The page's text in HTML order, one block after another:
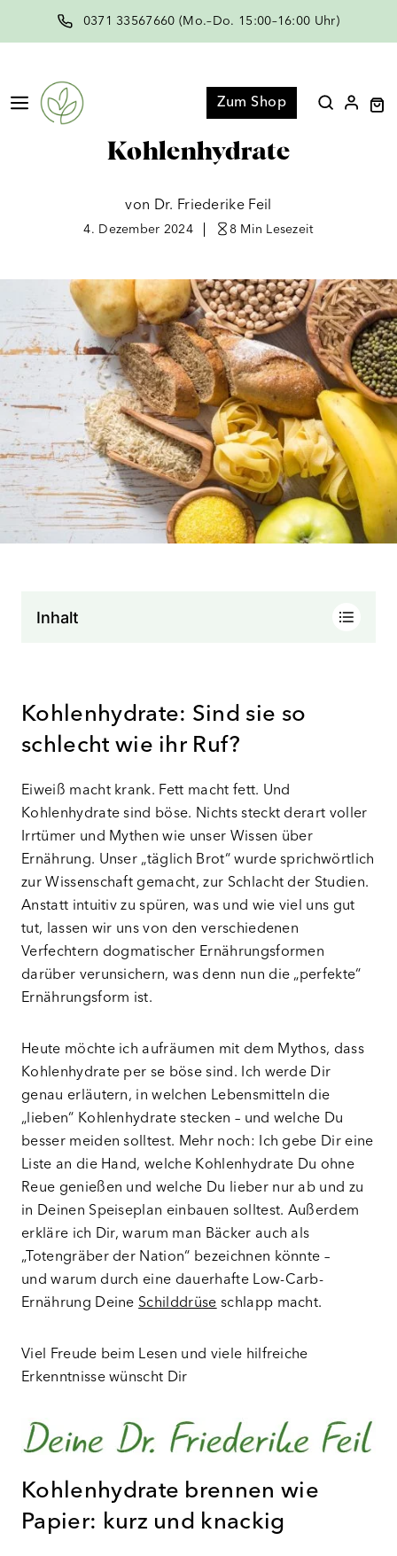
0371 33567660 (Mo.–Do. 15:00–16:00 Uhr)
Menü Zum Shop
Kohlenhydrate
von Dr. Friederike Feil
4. Dezember 2024 8 Min Lesezeit
Inhalt
Kohlenhydrate: Sind sie so
schlecht wie ihr Ruf?
Eiweiß macht krank. Fett macht fett. Und
Kohlenhydrate sind böse. Nichts steckt derart voller
Irrtümer und Mythen wie unser Wissen über
Ernährung. Unser „täglich Brot“ wurde sprichwörtlich
zur Wissenschaft gemacht, zur Schlacht der Studien.
Anstatt intuitiv zu spüren, was und wie viel uns gut
tut, lassen wir uns von den verschiedenen
Verfechtern dogmatischer Ernährungsformen
darüber verunsichern, was denn nun die „perfekte“
Ernährungsform ist.
Heute möchte ich aufräumen mit dem Mythos, dass
Kohlenhydrate per se böse sind. Ich werde Dir
genau erläutern, in welchen Lebensmitteln die
„lieben“ Kohlenhydrate stecken – und welche Du
besser meiden solltest. Mehr noch: Ich gebe Dir eine
Liste an die Hand, welche Kohlenhydrate Du ohne
Reue genießen und welche Du lieber nur ab und zu
in Deinen Speiseplan einbauen solltest. Außerdem
erkläre ich Dir, warum man Bäcker auch als
„Totengräber der Nation“ bezeichnen könnte –
und warum durch eine dauerhafte Low-Carb-
Ernährung Deine Schilddrüse schlapp macht.
Viel Freude beim Lesen und viele hilfreiche
Erkenntnisse wünscht Dir
Kohlenhydrate brennen wie
Papier: kurz und knackig